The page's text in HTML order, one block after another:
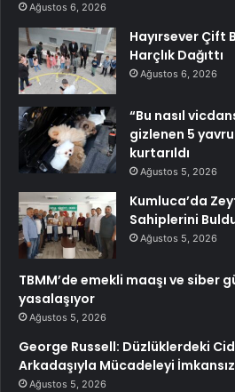
Ağustos 6, 2026
Hayırsever Çift
Harçlık Dağıttı
Ağustos 6, 2026
“Bu nasıl
gizlenen 5
kurtarıldı
Ağustos 5, 2026
Kumluca’da
Sahiplerini
Ağustos 5, 2026
TBMM’de emekli maaşı ve siber
yasalaşıyor
Ağustos 5, 2026
George Russell: Düzlüklerdeki
Arkadaşıyla Mücadeleyi İmkansız
Ağustos 5, 2026